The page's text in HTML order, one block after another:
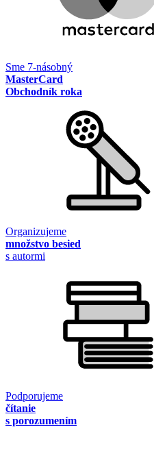
Sme 7-násobný
MasterCard
Obchodník roka
Organizujeme
množstvo besied
s autormi
Podporujeme
čítanie
s porozumením